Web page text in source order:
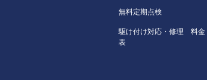
無料定期点検
駆け付け対応・修理 料金
表